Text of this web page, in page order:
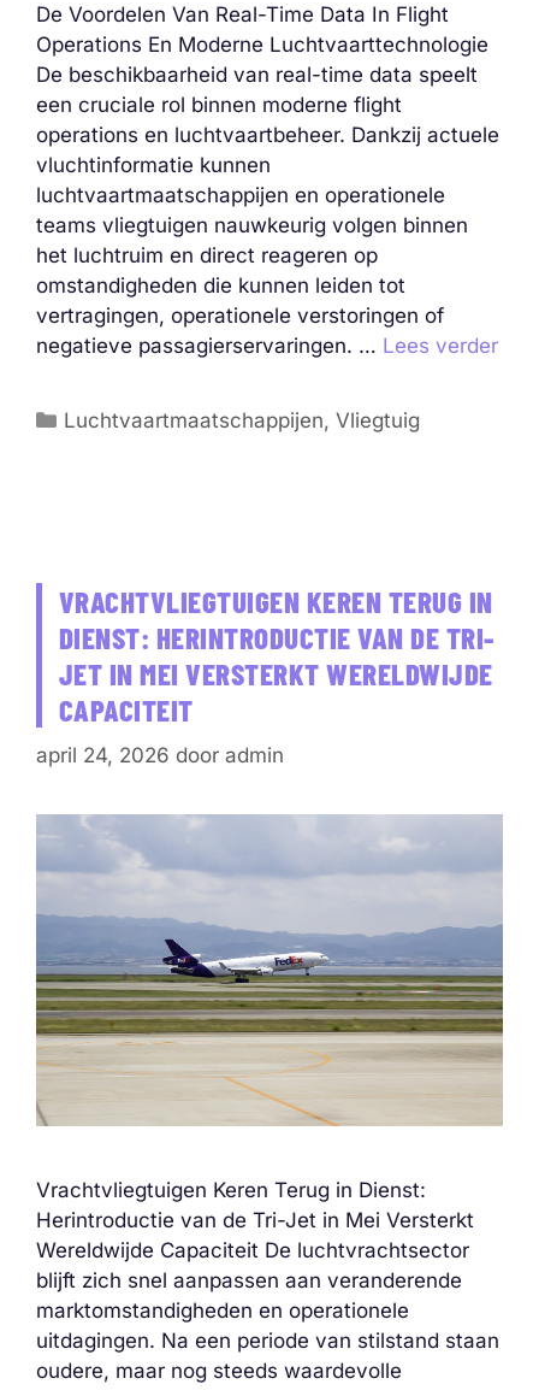
De Voordelen Van Real-Time Data In Flight
Operations En Moderne Luchtvaarttechnologie
De beschikbaarheid van real-time data speelt
een cruciale rol binnen moderne flight
operations en luchtvaartbeheer. Dankzij actuele
vluchtinformatie kunnen
luchtvaartmaatschappijen en operationele
teams vliegtuigen nauwkeurig volgen binnen
het luchtruim en direct reageren op
omstandigheden die kunnen leiden tot
vertragingen, operationele verstoringen of
negatieve passagierservaringen. … Lees verder
Categorieën
Luchtvaartmaatschappijen,Vliegtuig
VRACHTVLIEGTUIGEN KEREN TERUG IN
DIENST: HERINTRODUCTIE VAN DE TRI-
JET IN MEI VERSTERKT WERELDWIJDE
CAPACITEIT
april 24, 2026 door admin
Vrachtvliegtuigen Keren Terug in Dienst:
Herintroductie van de Tri-Jet in Mei Versterkt
Wereldwijde Capaciteit De luchtvrachtsector
blijft zich snel aanpassen aan veranderende
marktomstandigheden en operationele
uitdagingen. Na een periode van stilstand staan
oudere, maar nog steeds waardevolle